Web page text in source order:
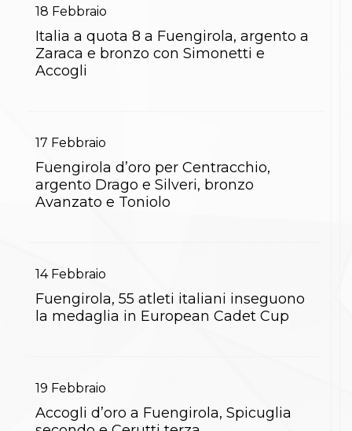
Attività Didattica
Albi Federali
BJJ
Pancrazio/Pankration
S'istrumpa
Merchandising
Mappa del sito
Cerca
Webinar
18 Febbraio
Italia a quota 8 a Fuengirola, argento a
Zaraca e bronzo con Simonetti e
Accogli
17 Febbraio
Fuengirola d’oro per Centracchio,
argento Drago e Silveri, bronzo
Avanzato e Toniolo
14 Febbraio
Fuengirola, 55 atleti italiani inseguono
la medaglia in European Cadet Cup
19 Febbraio
Accogli d’oro a Fuengirola, Spicuglia